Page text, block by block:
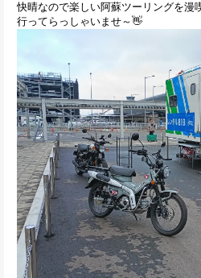
快晴なので楽しい阿蘇ツーリングを漫
行ってらっしゃいませ～👋⁡